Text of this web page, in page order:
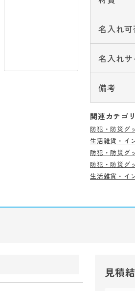
名入れ可
名入れ
備考
関連カテゴ
防犯・防災グ
生活雑貨・イ
防犯・防災グ
防犯・防災グ
生活雑貨・イ
見積